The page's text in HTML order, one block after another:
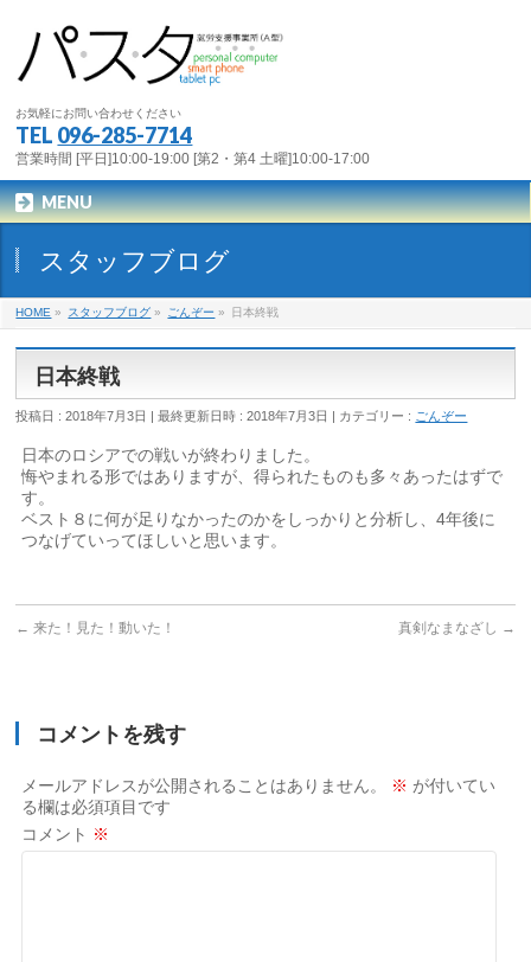
お気軽にお問い合わせください
TEL 096-285-7714
営業時間 [平日]10:00-19:00 [第2・第4 土曜]10:00-17:00
MENU
スタッフブログ
HOME » スタッフブログ » ごんぞー » 日本終戦
日本終戦
投稿日 : 2018年7月3日 最終更新日時 : 2018年7月3日 カテゴリー : ごんぞー
日本のロシアでの戦いが終わりました。
悔やまれる形ではありますが、得られたものも多々あったはずで
す。
ベスト８に何が足りなかったのかをしっかりと分析し、4年後に
つなげていってほしいと思います。
← 来た！見た！動いた！ 真剣なまなざし →
コメントを残す
メールアドレスが公開されることはありません。 ※ が付いてい
る欄は必須項目です
コメント ※